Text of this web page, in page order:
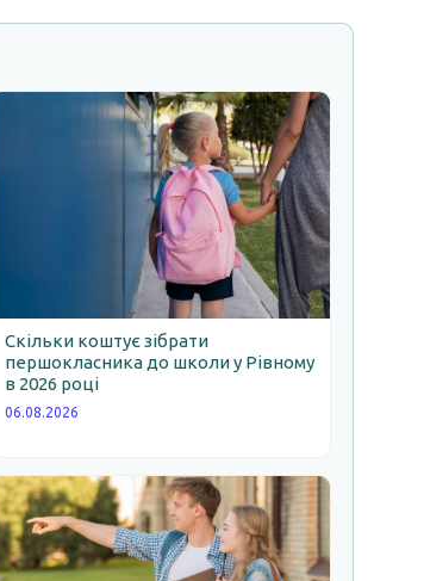
Скільки коштує зібрати
першокласника до школи у Рівному
в 2026 році
06.08.2026